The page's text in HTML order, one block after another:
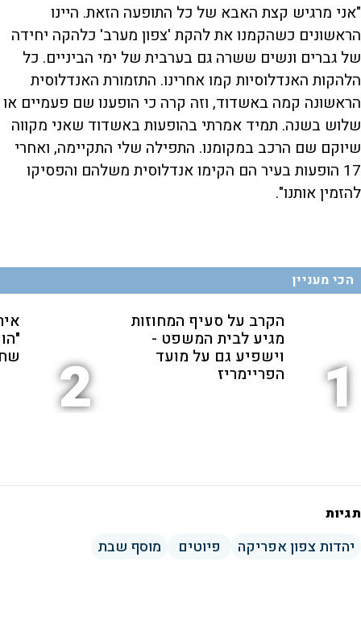
"אני מרגיש קצת האבא של כל התופעה הזאת. היינו
הראשונים כשהקמנו את להקת 'צפון מערב' כלהקה יחידה
של גברים ונשים ששרה גם בערבית של ימי הביניים. כל
הלהקות האנדלוסיות קמו אחרינו. התזמורת האנדלוסית
הראשונה קמה באשדוד, וזה קרה כי הופענו שם פעמיים או
שלוש בשנה. תמיד אמרתי בהופעות באשדוד שאני מקווה
שיוקם שם הרכב במקומנו. התפילה שלי התקיימה, ואחרי
17 הופעות בעיר הם הקימו אנדלוסית משלהם והפסיקו
להזמין אותנו".
הכי מעניין
1
הקרב על סעיף המחוזות
מגיע לבית המשפט -
וישפיע גם על מועד
הפריימריז 2
תגיות
יהדות צפון אפריקה פיוטים מוסף שבת